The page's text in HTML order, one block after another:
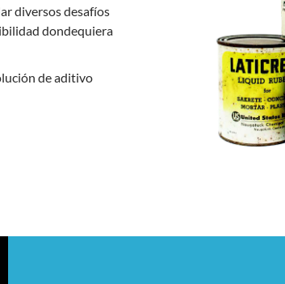
diversos desafíos
dondequiera
de aditivo